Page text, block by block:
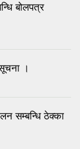
बोलपत्र
।
सम्बन्धि ठेक्का